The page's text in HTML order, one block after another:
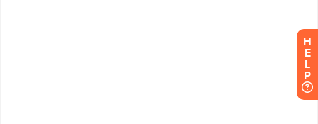
H
E
L
P